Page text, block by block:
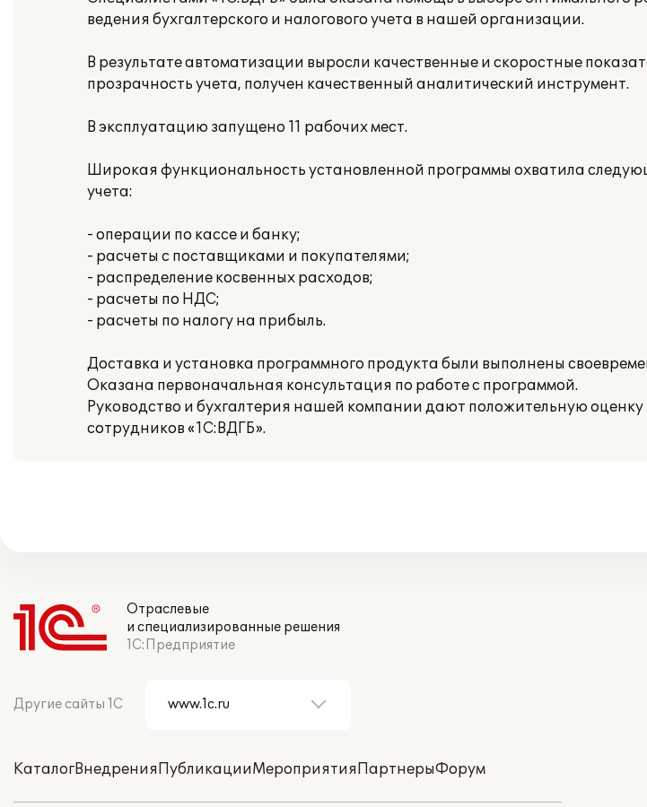
ведения бухгалтерского и налогового учета в нашей организации.
В результате автоматизации выросли качественные и скоростные
прозрачность учета, получен качественный аналитический инструмент.
В эксплуатацию запущено 11 рабочих мест.
Широкая функциональность установленной программы охватила
учета:
- операции по кассе и банку;
- расчеты с поставщиками и покупателями;
- распределение косвенных расходов;
- расчеты по НДС;
- расчеты по налогу на прибыль.
Доставка и установка программного продукта были выполнены
Оказана первоначальная консультация по работе с программой.
Руководство и бухгалтерия нашей компании дают положительную
сотрудников «1С:ВДГБ».
Отраслевые
и специализированные решения
1С:Предприятие
Другие сайты 1С
КаталогВнедренияПубликацииМероприятияПартнерыФорум